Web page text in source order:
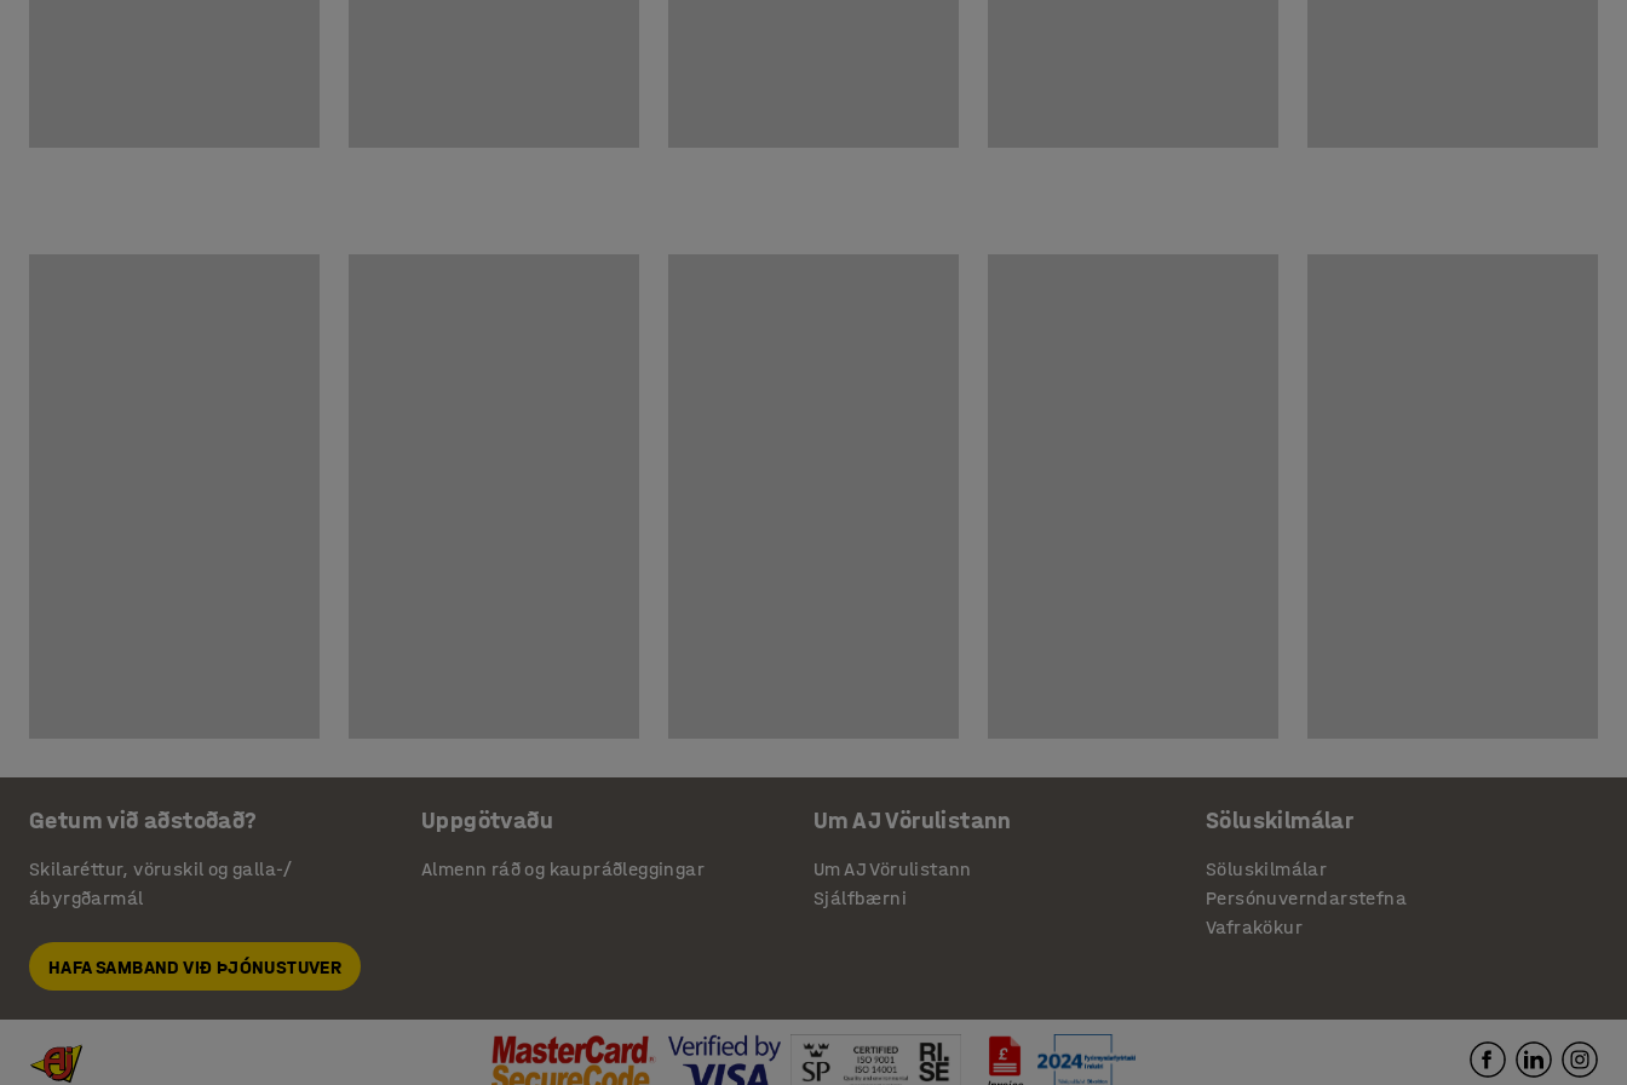
Getum við aðstoðað?
Skilaréttur, vöruskil og galla-/
ábyrgðarmál
HAFA SAMBAND VIÐ ÞJÓNUSTUVER
Uppgötvaðu
Almenn ráð og kaupráðleggingar
Um AJ Vörulistann
Um AJ Vörulistann
Sjálfbærni
Söluskilmálar
Söluskilmálar
Persónuverndarstefna
Vafrakökur